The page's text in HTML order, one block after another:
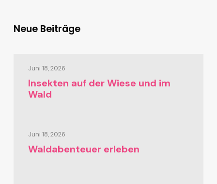
Neue Beiträge
Juni 18, 2026
Insekten auf der Wiese und im
Wald
Juni 18, 2026
Waldabenteuer erleben